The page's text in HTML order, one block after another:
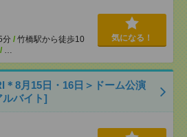
分 / 竹橋駅から徒歩10
/ …
気になる！
＊8月15日・16日＞ドーム公演
バイト]